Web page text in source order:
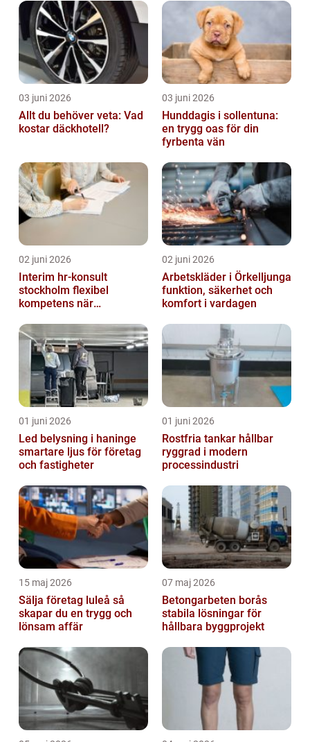
03 juni 2026
Allt du behöver veta: Vad
kostar däckhotell?
03 juni 2026
Hunddagis i sollentuna:
en trygg oas för din
fyrbenta vän
02 juni 2026
Interim hr-konsult
stockholm flexibel
kompetens när
02 juni 2026
Arbetskläder i Örkelljunga
funktion, säkerhet och
komfort i vardagen
01 juni 2026
Led belysning i haninge
smartare ljus för företag
och fastigheter
01 juni 2026
Rostfria tankar hållbar
ryggrad i modern
processindustri
15 maj 2026
Sälja företag luleå så
skapar du en trygg och
lönsam affär
07 maj 2026
Betongarbeten borås
stabila lösningar för
hållbara byggprojekt